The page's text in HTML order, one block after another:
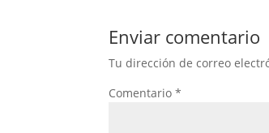
Enviar comentario
Tu dirección de correo
Comentario*